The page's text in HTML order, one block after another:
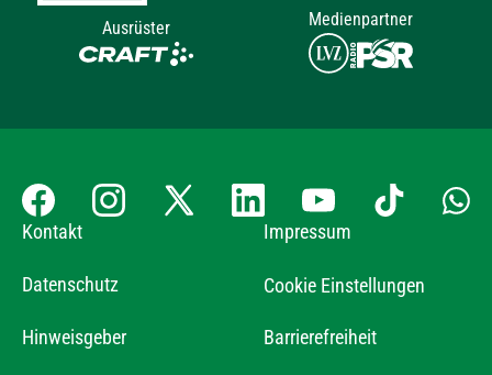
Ausrüster Medienpartner
Kontakt Impressum
Datenschutz Cookie Einstellungen
Hinweisgeber Barrierefreiheit